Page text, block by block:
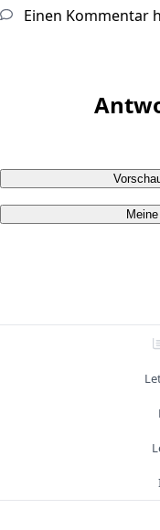
Einen Kommentar